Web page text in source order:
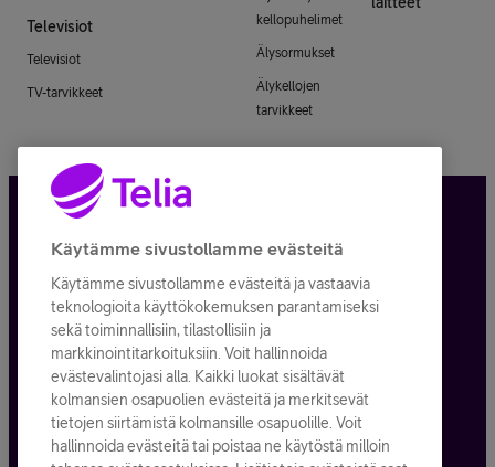
Televisiot
Televisiot
TV-tarvikkeet
kellopuhelimet
Älysormukset
Älykellojen
tarvikkeet
Tietosuoja ja -turva
Tilauksen peruuttaminen
Käyttöehdot
Evästeiden käyttö
Toimitusehdot ja palvelukuvaukset
Käytämme sivustollamme evästeitä
Käytämme sivustollamme evästeitä ja vastaavia
teknologioita käyttökokemuksen parantamiseksi
sekä toiminnallisiin, tilastollisiin ja
markkinointitarkoituksiin. Voit hallinnoida
evästevalintojasi alla. Kaikki luokat sisältävät
kolmansien osapuolien evästeitä ja merkitsevät
tietojen siirtämistä kolmansille osapuolille. Voit
hallinnoida evästeitä tai poistaa ne käytöstä milloin